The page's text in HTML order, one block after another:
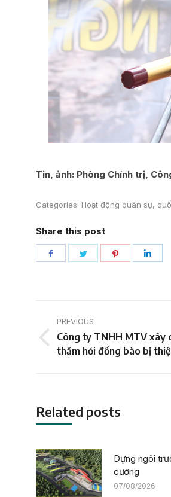
Tin, ảnh: Phòng Chính trị,
Categories: Hoạt động quân sự,
Share this post
Share
Share
Share
navigation
PREVIOUS
Previous
post:
Công ty TNHH MTV xây
thăm hỏi đồng bào bị
Related posts
Dựng ngôi
cương
07/08/2026